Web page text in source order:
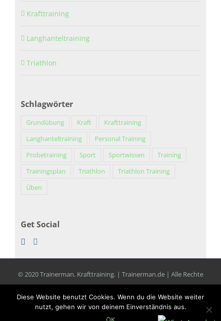
Krafttraining
Langhanteltraining
Triathlon
Schlagwörter
Grundübung Kraft
Krafttraining
Langhanteltraining
Personal Training
Probetraining
Sport Sportwissen
Training
Trainingsplan
Triathlon
Triathlon Training
Üben
Get Social
© 2020 Trainerman. Krafttraining. | Trainerman.de | Alle Rechte
Instagram
Diese Website benutzt Cookies. Wenn du die Website weiter
nutzt, gehen wir von deinem Einverständnis aus.